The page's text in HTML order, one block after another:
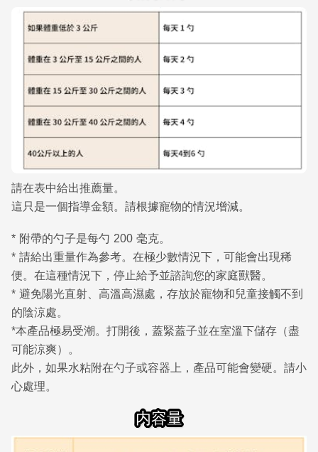
請在表中給出推薦量。
這只是一個指導金額。請根據寵物的情況增減。
* 附帶的勺子是每勺 200 毫克。
* 請給出重量作為​​參考。在極少數情況下，可能會出現稀
便。在這種情況下，停止給予並諮詢您的家庭獸醫。
* 避免陽光直射、高溫高濕處，存放於寵物和兒童接觸不到
的陰涼處。
*本產品極易受潮。打開後，蓋緊蓋子並在室溫下儲存（盡
可能涼爽）。
此外，如果水粘附在勺子或容器上，產品可能會變硬。請小
心處理。
内容量